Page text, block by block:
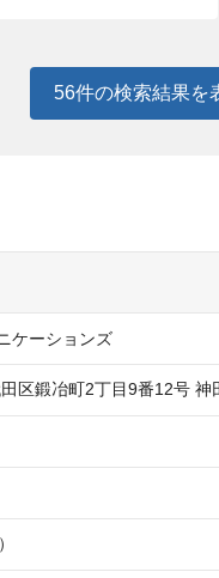
56件の検索結果を
ケーションズ
区鍛冶町2丁目9番12号 神